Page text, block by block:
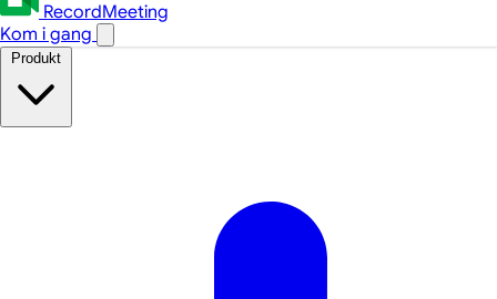
RecordMeeting
Kom i gang